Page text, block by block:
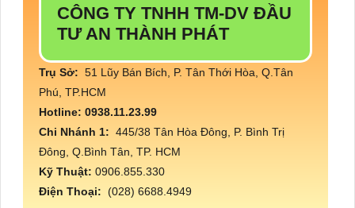
CÔNG TY TNHH TM-DV ĐẦU
TƯ AN THÀNH PHÁT
Trụ Sở: 51 Lũy Bán Bích, P. Tân Thới Hòa, Q.Tân
Phú, TP.HCM
Hotline: 0938.11.23.99
Chi Nhánh 1: 445/38 Tân Hòa Đông, P. Bình Trị
Đông, Q.Bình Tân, TP. HCM
Kỹ Thuật: 0906.855.330
Điện Thoại: (028) 6688.4949